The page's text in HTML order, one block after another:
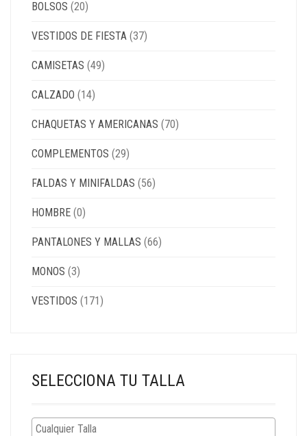
BOLSOS (20)
VESTIDOS DE FIESTA (37)
CAMISETAS (49)
CALZADO (14)
CHAQUETAS Y AMERICANAS (70)
COMPLEMENTOS (29)
FALDAS Y MINIFALDAS (56)
HOMBRE (0)
PANTALONES Y MALLAS (66)
MONOS (3)
VESTIDOS (171)
SELECCIONA TU TALLA